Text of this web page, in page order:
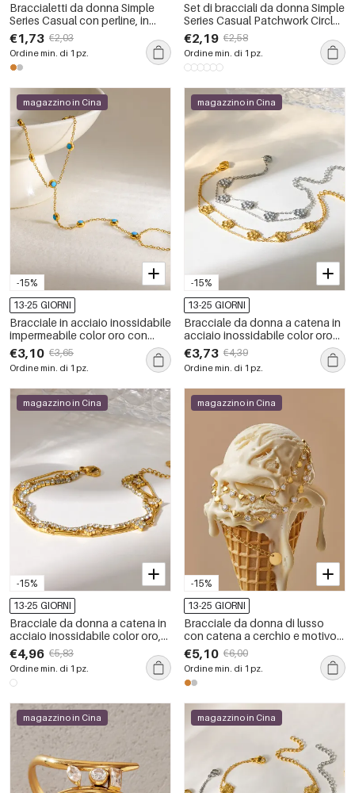
Braccialetti da donna Simple
Series Casual con perline, in
acciaio inossidabile,
impermeabili, colore oro.
€1,73 €2,03
Ordine min. di 1 pz.
Set di bracciali da donna Simple
Series Casual Patchwork Circle
in acciaio inossidabile
impermeabile color oro con
perle artificiali
€2,19 €2,58
Ordine min. di 1 pz.
-15%
magazzino in Cina
13-25 GIORNI
Bracciale in acciaio inossidabile
impermeabile color oro con
pietre naturali
€3,10 €3,65
Ordine min. di 1 pz.
-15%
magazzino in Cina
13-25 GIORNI
Bracciale da donna a catena in
acciaio inossidabile color oro
impermeabile con motivo
floreale
€3,73 €4,39
Ordine min. di 1 pz.
-15%
magazzino in Cina
13-25 GIORNI
Bracciale da donna a catena in
acciaio inossidabile color oro,
elegante e romantico, con fiori
dalla forma irregolare e
impermeabile.
€4,96 €5,83
Ordine min. di 1 pz.
-15%
magazzino in Cina
13-25 GIORNI
Bracciale da donna di lusso
con catena a cerchio e motivo a
cuore patchwork in acciaio
inossidabile color oro
impermeabile con zirconi.
€5,10 €6,00
Ordine min. di 1 pz.
magazzino in Cina magazzino in Cina